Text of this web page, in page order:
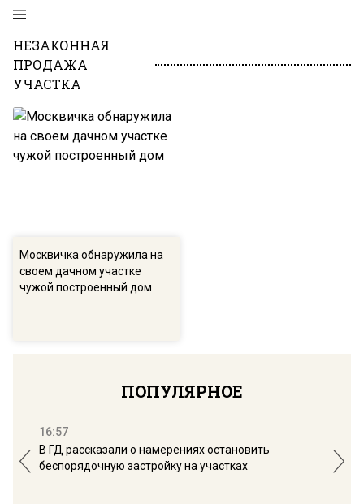
НЕЗАКОННАЯ
ПРОДАЖА
УЧАСТКА
Москвичка обнаружила на
своем дачном участке
чужой построенный дом
ПОПУЛЯРНОЕ
16:57
В ГД рассказали о намерениях остановить
беспорядочную застройку на участках